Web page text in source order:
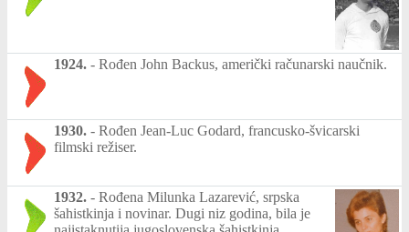
1924. - Rođen John Backus, američki računarski naučnik.
1930. - Rođen Jean-Luc Godard, francusko-švicarski
filmski režiser.
1932. - Rođena Milunka Lazarević, srpska
šahistkinja i novinar. Dugi niz godina, bila je